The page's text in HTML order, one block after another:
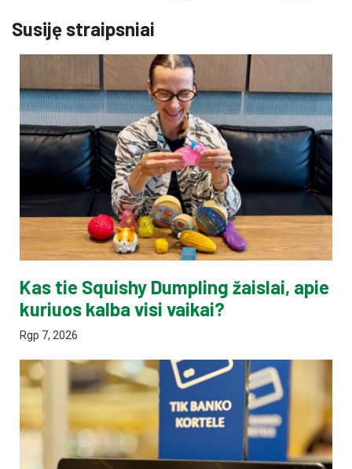
Susiję straipsniai
Kas tie Squishy Dumpling žaislai, apie
kuriuos kalba visi vaikai?
Rgp 7, 2026